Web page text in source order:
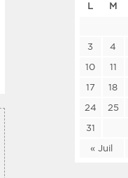
L M
« Juil
3
4
10
11
17
18
24
25
31